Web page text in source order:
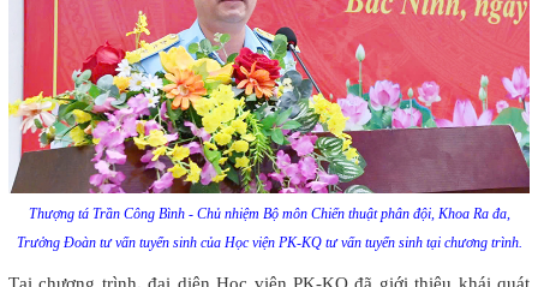
Thượng tá Trần Công Bình - Chủ nhiệm Bộ môn Chiến thuật phân đội, Khoa Ra đa,
Trưởng Đoàn tư vấn tuyển sinh của Học viện PK-KQ tư vấn tuyển sinh tại chương trình.
Tại chương trình, đại diện Học viện PK-KQ đã giới thiệu khái quát